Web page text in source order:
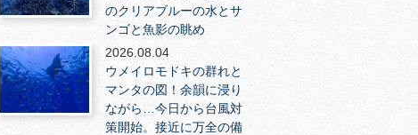
のクリアブルーの水とサ
ンゴと魚影の眺め
2026.08.04
ウメイロモドキの群れと
マンタの図！余韻に浸り
ながら…今日から台風対
策開始。接近に万全の備